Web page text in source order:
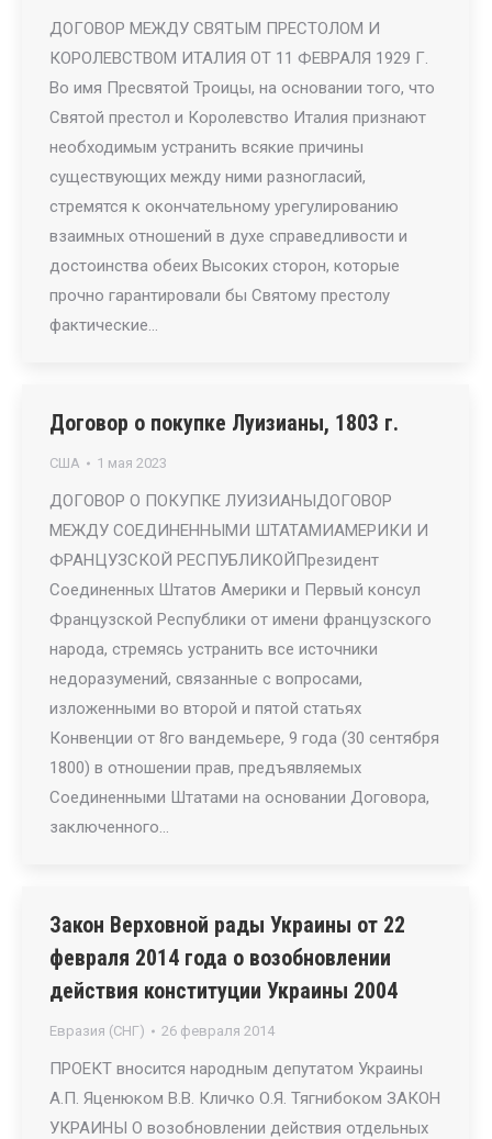
ДОГОВОР МЕЖДУ СВЯТЫМ ПРЕСТОЛОМ И
КОРОЛЕВСТВОМ ИТАЛИЯ ОТ 11 ФЕВРАЛЯ 1929 Г.
Во имя Пресвятой Троицы, на основании того, что
Святой престол и Королевство Италия признают
необходимым устранить всякие причины
существующих между ними разногласий,
стремятся к окончательному урегулированию
взаимных отношений в духе справедливости и
достоинства обеих Высоких сторон, которые
прочно гарантировали бы Святому престолу
фактические…
Договор о покупке Луизианы, 1803 г.
США 1 мая 2023
ДОГОВОР О ПОКУПКЕ ЛУИЗИАНЫДОГОВОР
МЕЖДУ СОЕДИНЕННЫМИ ШТАТАМИАМЕРИКИ И
ФРАНЦУЗСКОЙ РЕСПУБЛИКОЙПрезидент
Соединенных Штатов Америки и Первый консул
Французской Республики от имени французского
народа, стремясь устранить все источники
недоразумений, связанные с вопросами,
изложенными во второй и пятой статьях
Конвенции от 8го вандемьере, 9 года (30 сентября
1800) в отношении прав, предъявляемых
Соединенными Штатами на основании Договора,
заключенного…
Закон Верховной рады Украины от 22
февраля 2014 года о возобновлении
действия конституции Украины 2004
Евразия (СНГ) 26 февраля 2014
ПРОЕКТ вносится народным депутатом Украины
А.П. Яценюком В.В. Кличко О.Я. Тягнибоком ЗАКОН
УКРАИНЫ О возобновлении действия отдельных